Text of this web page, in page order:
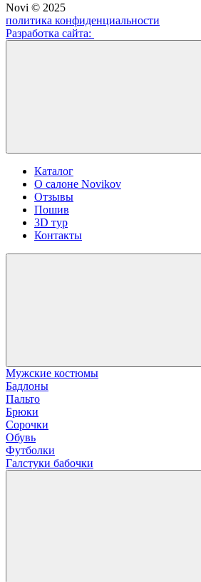
Novi © 2025
политика конфиденциальности
Разработка сайта:
Каталог
О салоне Novikov
Отзывы
Пошив
3D тур
Контакты
Мужские костюмы
Бадлоны
Пальто
Брюки
Сорочки
Обувь
Футболки
Галстуки бабочки